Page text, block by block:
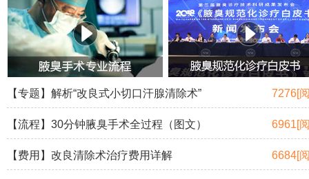
【专题】解析“改良式小切口汗腺清除术” 7276[
【流程】30分钟腋臭手术全过程（图文） 6961[
【费用】改良清除术治疗费用详解 6684[